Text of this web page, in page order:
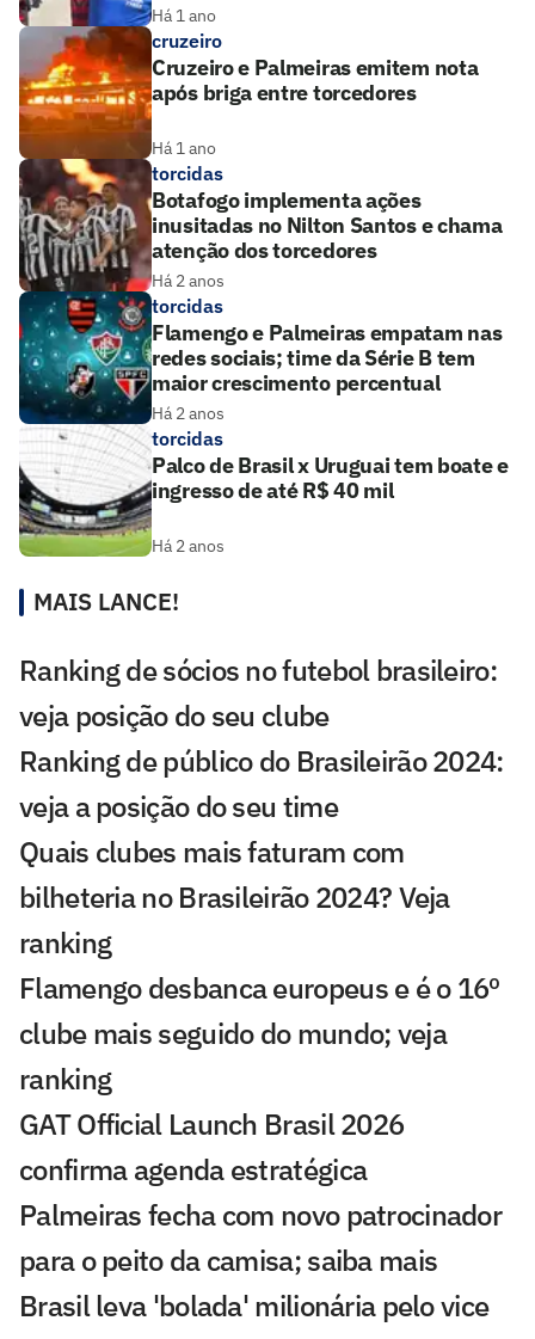
Há 1 ano
cruzeiro
Cruzeiro e Palmeiras emitem nota
após briga entre torcedores
Há 1 ano
torcidas
Botafogo implementa ações
inusitadas no Nilton Santos e chama
atenção dos torcedores
Há 2 anos
torcidas
Flamengo e Palmeiras empatam nas
redes sociais; time da Série B tem
maior crescimento percentual
Há 2 anos
torcidas
Palco de Brasil x Uruguai tem boate e
ingresso de até R$ 40 mil
Há 2 anos
MAIS LANCE!
Ranking de sócios no futebol brasileiro:
veja posição do seu clube
Ranking de público do Brasileirão 2024:
veja a posição do seu time
Quais clubes mais faturam com
bilheteria no Brasileirão 2024? Veja
ranking
Flamengo desbanca europeus e é o 16º
clube mais seguido do mundo; veja
ranking
GAT Official Launch Brasil 2026
confirma agenda estratégica
Palmeiras fecha com novo patrocinador
para o peito da camisa; saiba mais
Brasil leva 'bolada' milionária pelo vice